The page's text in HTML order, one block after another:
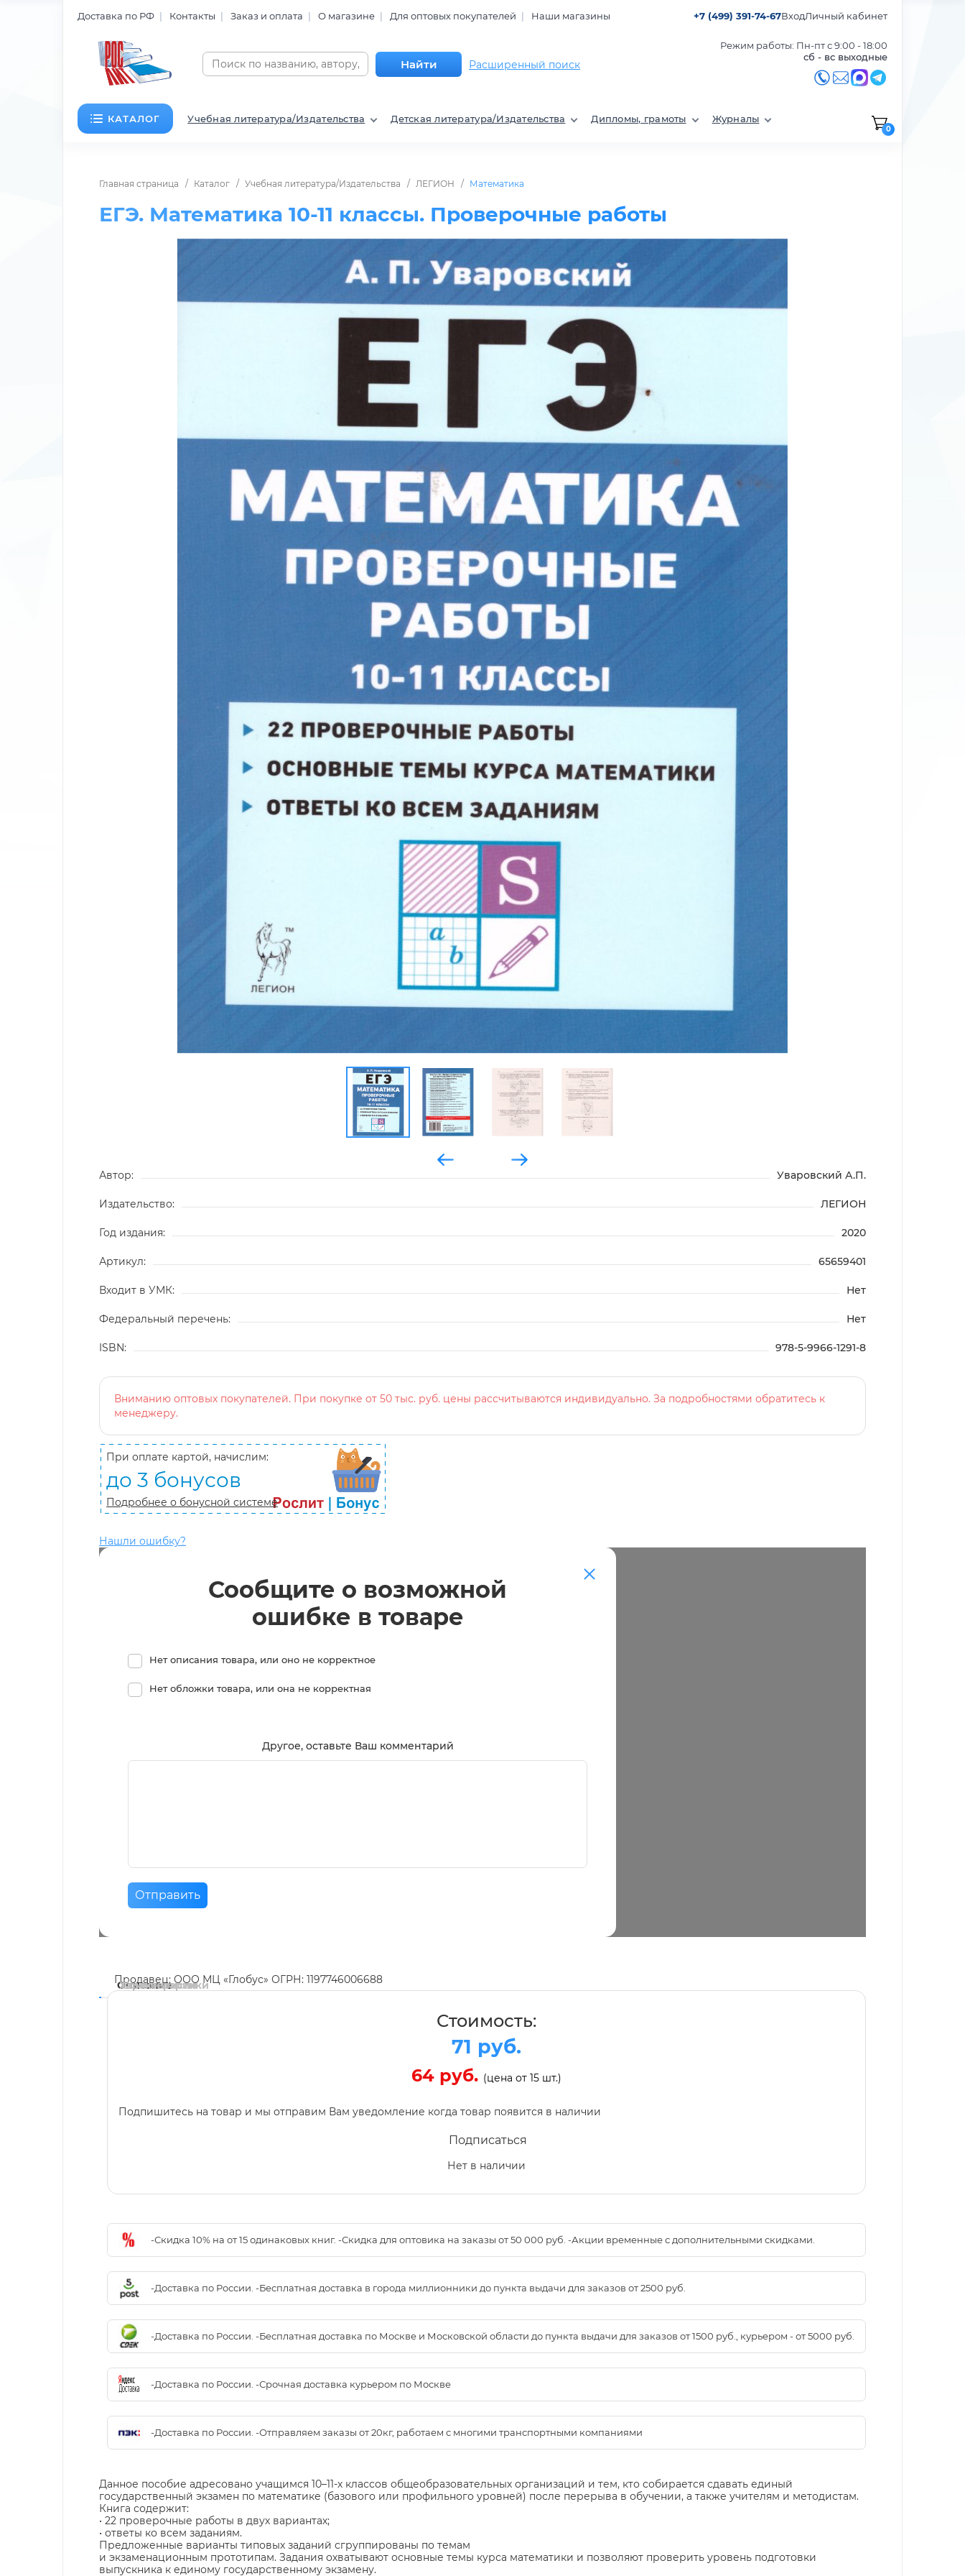
Доставка по РФ Контакты Заказ и оплата О магазине Для оптовых покупателей Наши магазины +7 (499) 391-74-67ВходЛичный кабинет
Найти Расширенный поиск
Режим работы: Пн-пт с 9:00 - 18:00
сб - вс выходные
КАТАЛОГ Учебная литература/Издательства Детская литература/Издательства Дипломы, грамоты Журналы
0
Главная страница Каталог Учебная литература/Издательства ЛЕГИОН Математика
ЕГЭ. Математика 10-11 классы. Проверочные работы
Автор: Уваровский А.П.
Издательство: ЛЕГИОН
Год издания: 2020
Артикул: 65659401
Входит в УМК: Нет
Федеральный перечень: Нет
ISBN: 978-5-9966-1291-8
Вниманию оптовых покупателей. При покупке от 50 тыс. руб. цены рассчитываются индивидуально. За подробностями обратитесь к
менеджеру.
При оплате картой, начислим:
до 3 бонусов
Подробнее о бонусной системе
Нашли ошибку?
Сообщите о возможной
ошибке в товаре
Нет описания товара, или оно не корректное
Нет обложки товара, или она не корректная
Другое, оставьте Ваш комментарий
Отправить
Продавец: ООО МЦ «Глобус» ОГРН: 1197746006688
Стоимость:
71 руб.
64 руб. (цена от 15 шт.)
Подпишитесь на товар и мы отправим Вам уведомление когда товар появится в наличии
Подписаться
Нет в наличии
-Скидка 10% на от 15 одинаковых книг. -Скидка для оптовика на заказы от 50 000 руб. -Акции временные с дополнительными скидками.
-Доставка по России. -Бесплатная доставка в города миллионники до пункта выдачи для заказов от 2500 руб.
-Доставка по России. -Бесплатная доставка по Москве и Московской области до пункта выдачи для заказов от 1500 руб., курьером - от 5000 руб.
-Доставка по России. -Срочная доставка курьером по Москве
-Доставка по России. -Отправляем заказы от 20кг, работаем с многими транспортными компаниями
Описание
Характеристики
Комментарии
Данное пособие адресовано учащимся 10–11-х классов общеобразовательных организаций и тем, кто собирается сдавать единый
государственный экзамен по математике (базового или профильного уровней) после перерыва в обучении, а также учителям и методистам.
Книга содержит:
• 22 проверочные работы в двух вариантах;
• ответы ко всем заданиям.
Предложенные варианты типовых заданий сгруппированы по темам
и экзаменационным прототипам. Задания охватывают основные темы курса математики и позволяют проверить уровень подготовки
выпускника к единому государственному экзамену.